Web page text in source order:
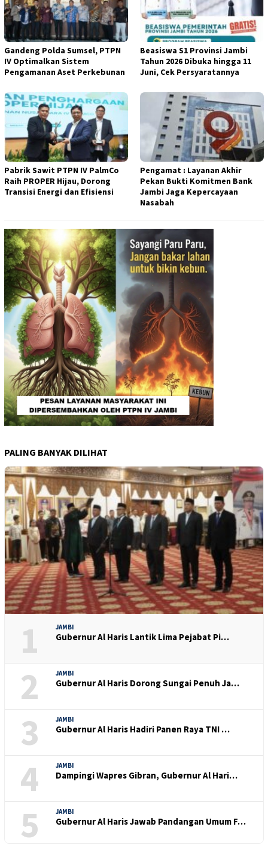
Gandeng Polda Sumsel, PTPN
IV Optimalkan Sistem
Pengamanan Aset Perkebunan
Beasiswa S1 Provinsi Jambi
Tahun 2026 Dibuka hingga 11
Juni, Cek Persyaratannya
Pabrik Sawit PTPN IV PalmCo
Raih PROPER Hijau, Dorong
Transisi Energi dan Efisiensi
Pengamat : Layanan Akhir
Pekan Bukti Komitmen Bank
Jambi Jaga Kepercayaan
Nasabah
PALING BANYAK DILIHAT
1 JAMBI
Gubernur Al Haris Lantik Lima Pejabat Pi…
2 JAMBI
Gubernur Al Haris Dorong Sungai Penuh Ja…
3 JAMBI
Gubernur Al Haris Hadiri Panen Raya TNI …
4 JAMBI
Dampingi Wapres Gibran, Gubernur Al Hari…
5 JAMBI
Gubernur Al Haris Jawab Pandangan Umum F…